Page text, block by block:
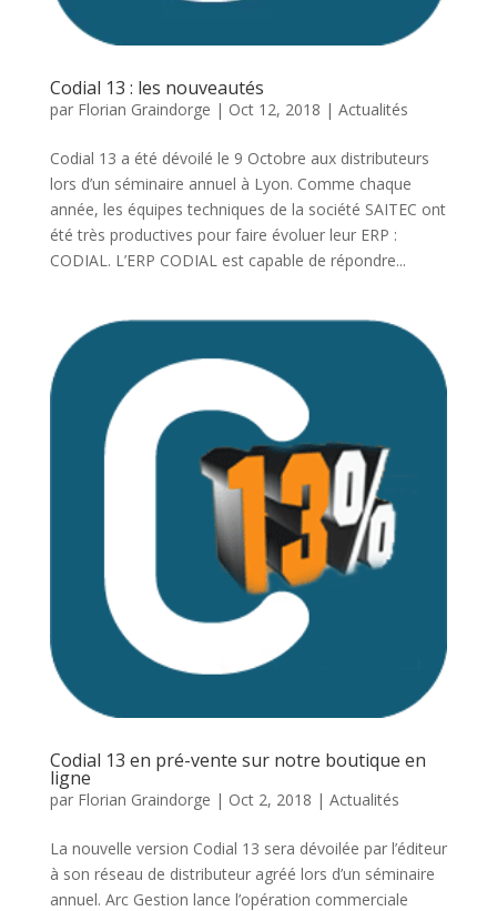
Codial 13 : les nouveautés
par Florian Graindorge | Oct 12, 2018 | Actualités
Codial 13 a été dévoilé le 9 Octobre aux distributeurs
lors d’un séminaire annuel à Lyon. Comme chaque
année, les équipes techniques de la société SAITEC ont
été très productives pour faire évoluer leur ERP :
CODIAL. L’ERP CODIAL est capable de répondre...
Codial 13 en pré-vente sur notre boutique en
ligne
par Florian Graindorge | Oct 2, 2018 | Actualités
La nouvelle version Codial 13 sera dévoilée par l’éditeur
à son réseau de distributeur agréé lors d’un séminaire
annuel. Arc Gestion lance l’opération commerciale